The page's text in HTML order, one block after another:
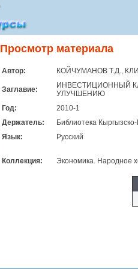
Просмотр материала
Автор: КОЙЧУМАНОВ Т.Д.,
Заглавие:
ИНВЕСТИЦИОННЫЙ
УЛУЧШЕНИЮ
Год:
2010-1
Держатель:
Библиотека
Язык:
Русский
Коллекция: Экономика. Народное